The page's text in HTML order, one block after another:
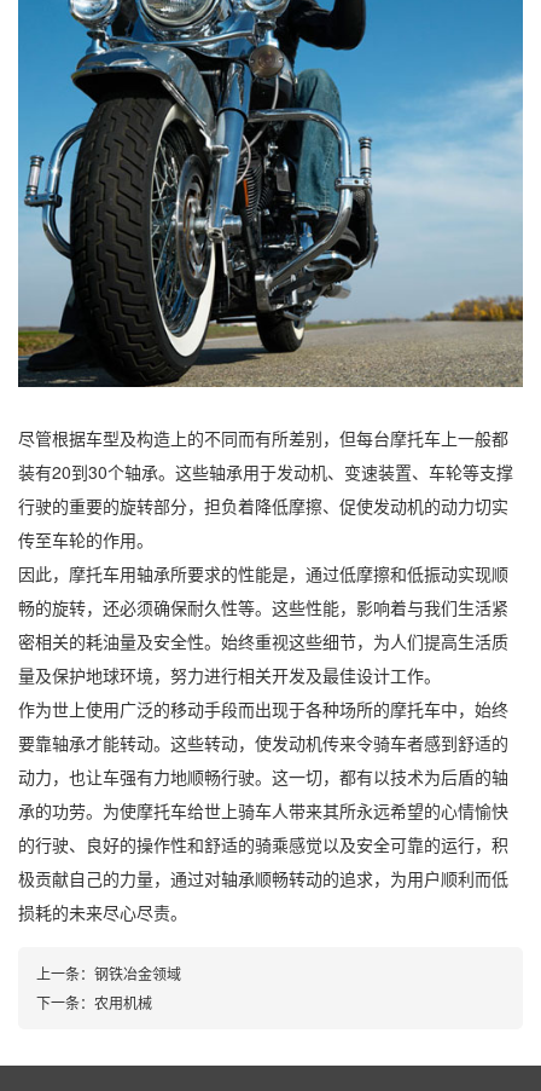
尽管根据车型及构造上的不同而有所差别，但每台摩托车上一般都
装有20到30个轴承。这些轴承用于发动机、变速装置、车轮等支撑
行驶的重要的旋转部分，担负着降低摩擦、促使发动机的动力切实
传至车轮的作用。
因此，摩托车用轴承所要求的性能是，通过低摩擦和低振动实现顺
畅的旋转，还必须确保耐久性等。这些性能，影响着与我们生活紧
密相关的耗油量及安全性。始终重视这些细节，为人们提高生活质
量及保护地球环境，努力进行相关开发及最佳设计工作。
作为世上使用广泛的移动手段而出现于各种场所的摩托车中，始终
要靠轴承才能转动。这些转动，使发动机传来令骑车者感到舒适的
动力，也让车强有力地顺畅行驶。这一切，都有以技术为后盾的轴
承的功劳。为使摩托车给世上骑车人带来其所永远希望的心情愉快
的行驶、良好的操作性和舒适的骑乘感觉以及安全可靠的运行，积
极贡献自己的力量，通过对轴承顺畅转动的追求，为用户顺利而低
损耗的未来尽心尽责。
上一条： 钢铁冶金领域
下一条： 农用机械